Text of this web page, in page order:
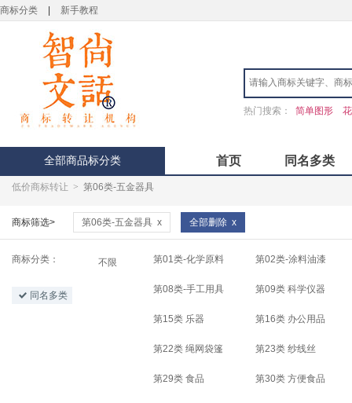
商标分类 新手教程
热门搜索： 简单图形
全部商品标分类 首页 同名多类
低价商标转让 > 第06类-五金器具
商标筛选> 第06类-五金器具 x 全部删除 x
商标分类：
同名多类
不限 第01类-化学原料 第02类-涂料油漆
第08类-手工用具 第09类 科学仪器
第15类 乐器 第16类 办公用品
第22类 绳网袋篷 第23类 纱线丝
第29类 食品 第30类 方便食品